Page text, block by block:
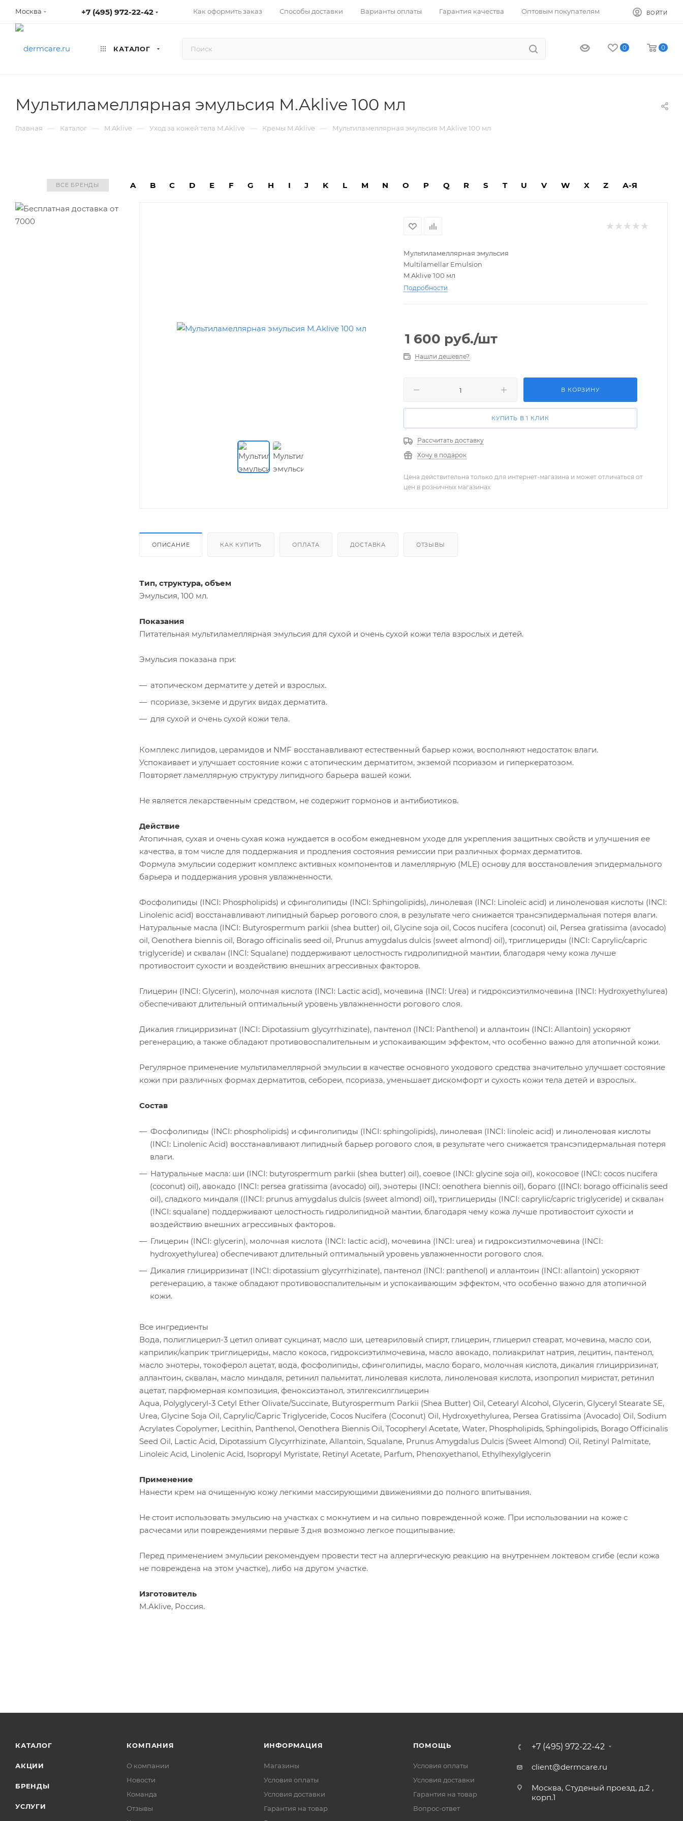
Москва +7 (495) 972-22-42 Как оформить заказ Способы доставки Варианты оплаты Гарантия качества Оптовым покупателям ВОЙТИ
КАТАЛОГ 0 0
Мультиламеллярная эмульсия M.Aklive 100 мл
Главная — Каталог — M.Aklive — Уход за кожей тела M.Aklive — Кремы M.Aklive — Мультиламеллярная эмульсия M.Aklive 100 мл
ВСЕ БРЕНДЫ A B C D E F G H I J K L M N O P Q R S T U V W X Z А-Я
Мультиламеллярная эмульсия
Multilamellar Emulsion
M.Aklive 100 мл
Подробности
1 600 руб./шт
Нашли дешевле?
В КОРЗИНУ
КУПИТЬ В 1 КЛИК
Рассчитать доставку
Хочу в подарок
Цена действительна только для интернет-магазина и может отличаться от
цен в розничных магазинах
ОПИСАНИЕ КАК КУПИТЬ ОПЛАТА ДОСТАВКА ОТЗЫВЫ
Тип, структура, объем
Эмульсия, 100 мл.
Показания
Питательная мультиламеллярная эмульсия для сухой и очень сухой кожи тела взрослых и детей.
Эмульсия показана при:
атопическом дерматите у детей и взрослых.
псориазе, экземе и других видах дерматита.
для сухой и очень сухой кожи тела.
Комплекс липидов, церамидов и NMF восстанавливают естественный барьер кожи, восполняют недостаток влаги.
Успокаивает и улучшает состояние кожи с атопическим дерматитом, экземой псориазом и гиперкератозом.
Повторяет ламеллярную структуру липидного барьера вашей кожи.
Не является лекарственным средством, не содержит гормонов и антибиотиков.
Действие
Атопичная, сухая и очень сухая кожа нуждается в особом ежедневном уходе для укрепления защитных свойств и улучшения ее
качества, в том числе для поддержания и продления состояния ремиссии при различных формах дерматитов.
Формула эмульсии содержит комплекс активных компонентов и ламеллярную (MLE) основу для восстановления эпидермального
барьера и поддержания уровня увлажненности.
Фосфолипиды (INCI: Phospholipids) и сфинголипиды (INCI: Sphingolipids), линолевая (INCI: Linoleic acid) и линоленовая кислоты (INCI:
Linolenic acid) восстанавливают липидный барьер рогового слоя, в результате чего снижается трансэпидермальная потеря влаги.
Натуральные масла (INCI: Butyrospermum parkii (shea butter) oil, Glycine soja oil, Cocos nucifera (coconut) oil, Persea gratissima (avocado)
oil, Oenothera biennis oil, Borago officinalis seed oil, Prunus amygdalus dulcis (sweet almond) oil), триглицериды (INCI: Caprylic/capric
triglyceride) и сквалан (INCI: Squalane) поддерживают целостность гидролипидной мантии, благодаря чему кожа лучше
противостоит сухости и воздействию внешних агрессивных факторов.
Глицерин (INCI: Glycerin), молочная кислота (INCI: Lactic acid), мочевина (INCI: Urea) и гидроксиэтилмочевина (INCI: Hydroxyethylurea)
обеспечивают длительный оптимальный уровень увлажненности рогового слоя.
Дикалия глицирризинат (INCI: Dipotassium glycyrrhizinate), пантенол (INCI: Panthenol) и аллантоин (INCI: Allantoin) ускоряют
регенерацию, а также обладают противовоспалительным и успокаивающим эффектом, что особенно важно для атопичной кожи.
Регулярное применение мультиламеллярной эмульсии в качестве основного уходового средства значительно улучшает состояние
кожи при различных формах дерматитов, себореи, псориаза, уменьшает дискомфорт и сухость кожи тела детей и взрослых.
Состав
Фосфолипиды (INCI: phospholipids) и сфинголипиды (INCI: sphingolipids), линолевая (INCI: linoleic acid) и линоленовая кислоты
(INCI: Linolenic Acid) восстанавливают липидный барьер рогового слоя, в результате чего снижается трансэпидермальная потеря
влаги.
Натуральные масла: ши (INCI: butyrospermum parkii (shea butter) oil), соевое (INCI: glycine soja oil), кокосовое (INCI: cocos nucifera
(coconut) oil), авокадо (INCI: persea gratissima (avocado) oil), энотеры (INCI: oenothera biennis oil), бораго ((INCI: borago officinalis seed
oil), сладкого миндаля ((INCI: prunus amygdalus dulcis (sweet almond) oil), триглицериды (INCI: caprylic/capric triglyceride) и сквалан
(INCI: squalane) поддерживают целостность гидролипидной мантии, благодаря чему кожа лучше противостоит сухости и
воздействию внешних агрессивных факторов.
Глицерин (INCI: glycerin), молочная кислота (INCI: lactic acid), мочевина (INCI: urea) и гидроксиэтилмочевина (INCI:
hydroxyethylurea) обеспечивают длительный оптимальный уровень увлажненности рогового слоя.
Дикалия глицирризинат (INCI: dipotassium glycyrrhizinate), пантенол (INCI: panthenol) и аллантоин (INCI: allantoin) ускоряют
регенерацию, а также обладают противовоспалительным и успокаивающим эффектом, что особенно важно для атопичной
кожи.
Все ингредиенты
Вода, полиглицерил-3 цетил оливат сукцинат, масло ши, цетеариловый спирт, глицерин, глицерил стеарат, мочевина, масло сои,
каприлик/каприк триглицериды, масло кокоса, гидроксиэтилмочевина, масло авокадо, полиакрилат натрия, лецитин, пантенол,
масло энотеры, токоферол ацетат, вода, фосфолипиды, сфинголипиды, масло бораго, молочная кислота, дикалия глицирризинат,
аллантоин, сквалан, масло миндаля, ретинил пальмитат, линолевая кислота, линоленовая кислота, изопропил миристат, ретинил
ацетат, парфюмерная композиция, феноксиэтанол, этилгексилглицерин
Aqua, Polyglyceryl-3 Cetyl Ether Olivate/Succinate, Butyrospermum Parkii (Shea Butter) Oil, Cetearyl Alcohol, Glycerin, Glyceryl Stearate SE,
Urea, Glycine Soja Oil, Caprylic/Capric Triglyceride, Cocos Nucifera (Сoconut) Oil, Hydroxyethylurea, Persea Gratissima (Avocado) Oil, Sodium
Acrylates Copolymer, Lecithin, Panthenol, Oenothera Biennis Oil, Tocopheryl Acetate, Water, Phospholipids, Sphingolipids, Borago Officinalis
Seed Oil, Lactic Аcid, Dipotassium Glycyrrhizinate, Allantoin, Squalane, Prunus Amygdalus Dulcis (Sweet Almond) Oil, Retinyl Palmitate,
Linoleic Acid, Linolenic Acid, Isopropyl Myristate, Retinyl Acetate, Parfum, Phenoxyethanol, Ethylhexylglycerin
Применение
Нанести крем на очищенную кожу легкими массирующими движениями до полного впитывания.
Не стоит использовать эмульсию на участках с мокнутием и на сильно поврежденной коже. При использовании на коже с
расчесами или повреждениями первые 3 дня возможно легкое пощипывание.
Перед применением эмульсии рекомендуем провести тест на аллергическую реакцию на внутреннем локтевом сгибе (если кожа
не повреждена на этом участке), либо на другом участке.
Изготовитель
M.Aklive, Россия.
КАТАЛОГ
АКЦИИ
БРЕНДЫ
УСЛУГИ
КОМПАНИЯ
О компании
Новости
Команда
Отзывы
ИНФОРМАЦИЯ
Магазины
Условия оплаты
Условия доставки
Гарантия на товар
ПОМОЩЬ
Условия оплаты
Условия доставки
Гарантия на товар
Вопрос-ответ
+7 (495) 972-22-42
client@dermcare.ru
Москва, Студеный проезд, д.2 ,
корп.1